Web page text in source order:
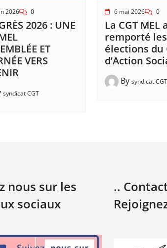
2026 0
2026 : UNE
ET
VERS
syndicat CGT
6 mai 2026 0
La CGT MEL a
remporté les
élections du
d’Action
By syndicat CGT
nous sur les
sociaux
..